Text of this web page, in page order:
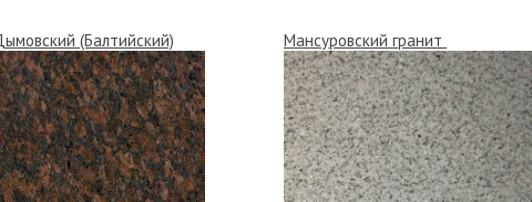
(Балтийский) Мансуровский гранит